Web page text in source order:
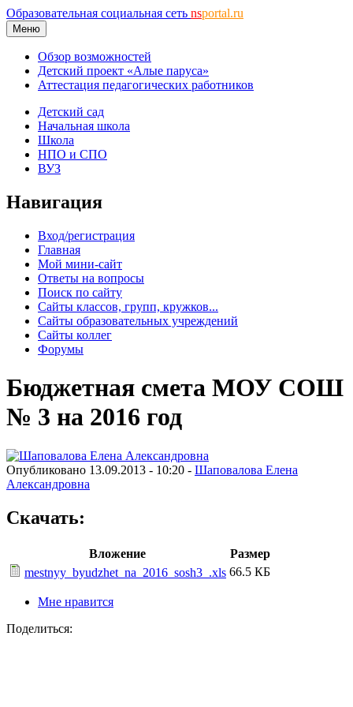
Образовательная социальная сеть nsportal.ru
Меню
Обзор возможностей
Детский проект «Алые паруса»
Аттестация педагогических работников
Детский сад
Начальная школа
Школа
НПО и СПО
ВУЗ
Навигация
Вход/регистрация
Главная
Мой мини-сайт
Ответы на вопросы
Поиск по сайту
Сайты классов, групп, кружков...
Сайты образовательных учреждений
Сайты коллег
Форумы
Бюджетная смета МОУ СОШ
№ 3 на 2016 год
Опубликовано 13.09.2013 - 10:20 - Шаповалова Елена
Александровна
Скачать:
Вложение
Размер
mestnyy_byudzhet_na_2016_sosh3_.xls 66.5 КБ
Мне нравится
Поделиться: